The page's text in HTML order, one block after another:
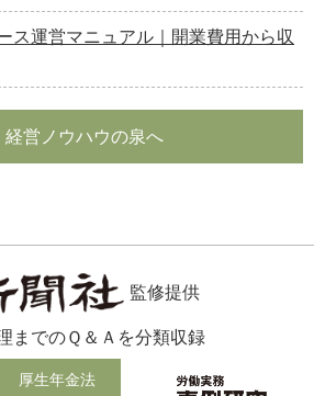
ス運営マニュアル｜開業費用から収
経営ノウハウの泉へ
監修提供
までのＱ＆Ａを分類収録
厚生年金法